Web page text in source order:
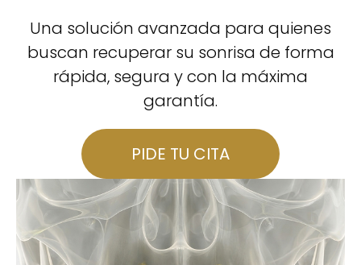
Una solución avanzada para quienes
buscan recuperar su sonrisa de forma
rápida, segura y con la máxima
garantía.
PIDE TU CITA